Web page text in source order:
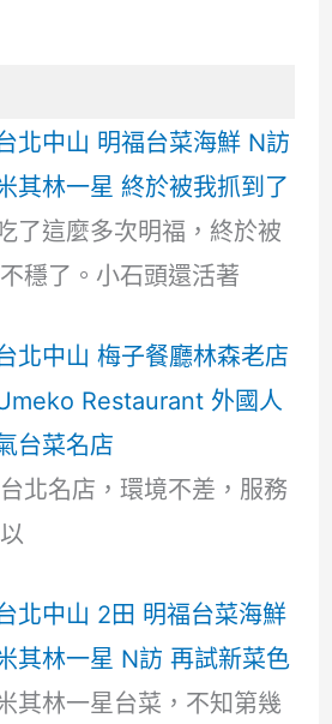
北中山 明福台菜海鮮 N訪
其林一星 終於被我抓到了
了這麼多次明福，終於被
穩了。小石頭還活著
北中山 梅子餐廳林森老店
Restaurant 外國人
台菜名店
北名店，環境不差，服務
北中山 2田 明福台菜海鮮
其林一星 N訪 再試新菜色
其林一星台菜，不知第幾